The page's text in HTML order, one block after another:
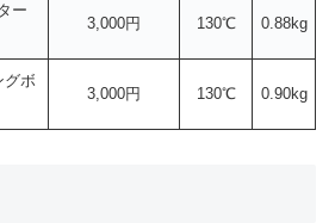
ー
3,000円 130℃ 0.88kg
グボ
3,000円 130℃ 0.90kg